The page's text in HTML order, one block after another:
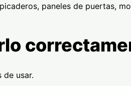
paneles de puertas,
de usar.